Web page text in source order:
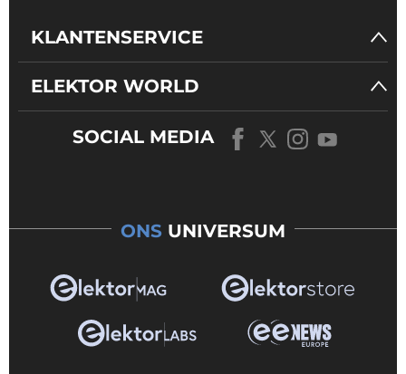
KLANTENSERVICE
ELEKTOR WORLD
SOCIAL MEDIA
ONS UNIVERSUM